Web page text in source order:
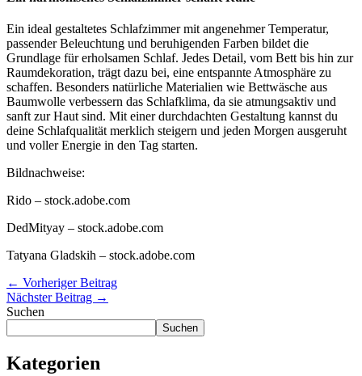
Ein ideal gestaltetes Schlafzimmer mit angenehmer Temperatur,
passender Beleuchtung und beruhigenden Farben bildet die
Grundlage für erholsamen Schlaf. Jedes Detail, vom Bett bis hin zur
Raumdekoration, trägt dazu bei, eine entspannte Atmosphäre zu
schaffen. Besonders natürliche Materialien wie Bettwäsche aus
Baumwolle verbessern das Schlafklima, da sie atmungsaktiv und
sanft zur Haut sind. Mit einer durchdachten Gestaltung kannst du
deine Schlafqualität merklich steigern und jeden Morgen ausgeruht
und voller Energie in den Tag starten.
Bildnachweise:
Rido – stock.adobe.com
DedMityay – stock.adobe.com
Tatyana Gladskih – stock.adobe.com
← Vorheriger Beitrag
Nächster Beitrag →
Suchen
Suchen
Kategorien